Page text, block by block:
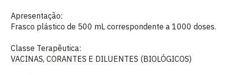
Apresentação:
Frasco plástico de 500 mL correspondente a 1000 doses.
Classe Terapêutica:
VACINAS, CORANTES E DILUENTES (BIOLÓGICOS)